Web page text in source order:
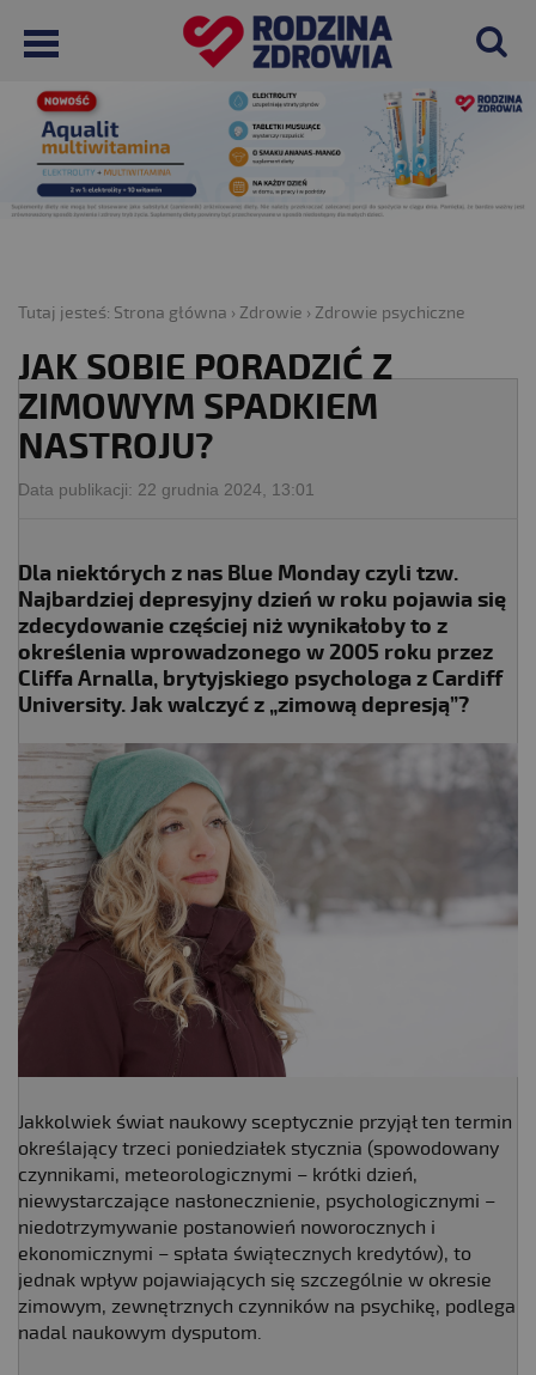
Tutaj jesteś: Strona główna › Zdrowie › Zdrowie psychiczne
JAK SOBIE PORADZIĆ Z
ZIMOWYM SPADKIEM
NASTROJU?
Data publikacji: 22 grudnia 2024, 13:01
Dla niektórych z nas Blue Monday czyli tzw.
Najbardziej depresyjny dzień w roku pojawia się
zdecydowanie częściej niż wynikałoby to z
określenia wprowadzonego w 2005 roku przez
Cliffa Arnalla, brytyjskiego psychologa z Cardiff
University. Jak walczyć z „zimową depresją”?
Jakkolwiek świat naukowy sceptycznie przyjął ten termin
określający trzeci poniedziałek stycznia (spowodowany
czynnikami, meteorologicznymi – krótki dzień,
niewystarczające nasłonecznienie, psychologicznymi –
niedotrzymywanie postanowień noworocznych i
ekonomicznymi – spłata świątecznych kredytów), to
jednak wpływ pojawiających się szczególnie w okresie
zimowym, zewnętrznych czynników na psychikę, podlega
nadal naukowym dysputom.